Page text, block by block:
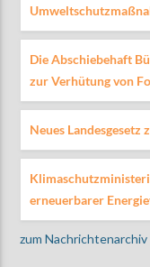
Die Abschiebehaft
zur Verhütung von
Neues
erneuerbarer
zum Nachrichtenarchiv